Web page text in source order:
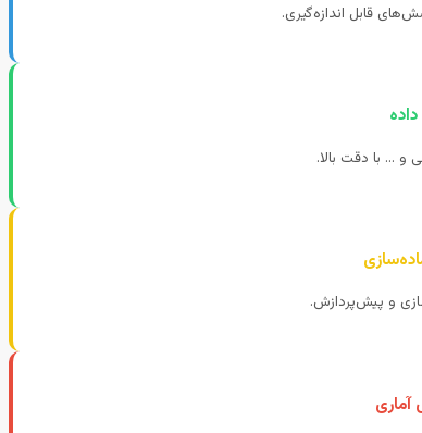
قابل اندازه‌گیری.
و … با دقت بالا.
و پیش‌پردازش.